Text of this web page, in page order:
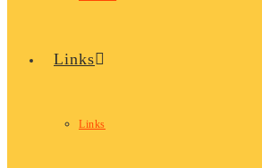
Links
Links